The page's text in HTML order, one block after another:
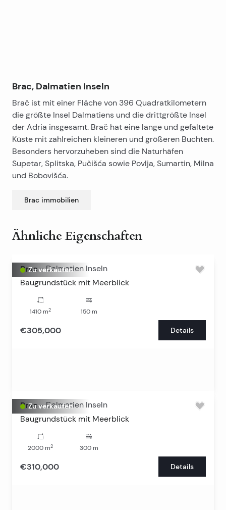
Brac, Dalmatien Inseln
Brač ist mit einer Fläche von 396 Quadratkilometern
die größte Insel Dalmatiens und die drittgrößte Insel
der Adria insgesamt. Brač hat eine lange und gefaltete
Küste mit zahlreichen kleineren und größeren Buchten.
Besonders hervorzuheben sind die Naturhäfen
Supetar, Splitska, Pučišća sowie Povlja, Sumartin, Milna
und Bobovišća.
Brac immobilien
Ähnliche Eigenschaften
Zu verkaufen
Brac - Dalmatien Inseln
Baugrundstück mit Meerblick
1410 m2 150m
€305,000 Details
Zu verkaufen
Brac - Dalmatien Inseln
Baugrundstück mit Meerblick
2000 m2 300m
€310,000 Details